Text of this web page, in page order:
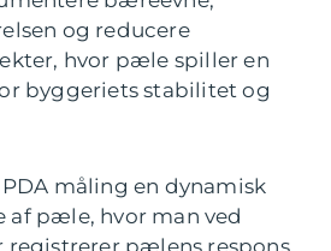
og reducere
hvor pæle spiller en
byggeriets stabilitet og
måling en dynamisk
af pæle, hvor man ved
registrerer pælens respons